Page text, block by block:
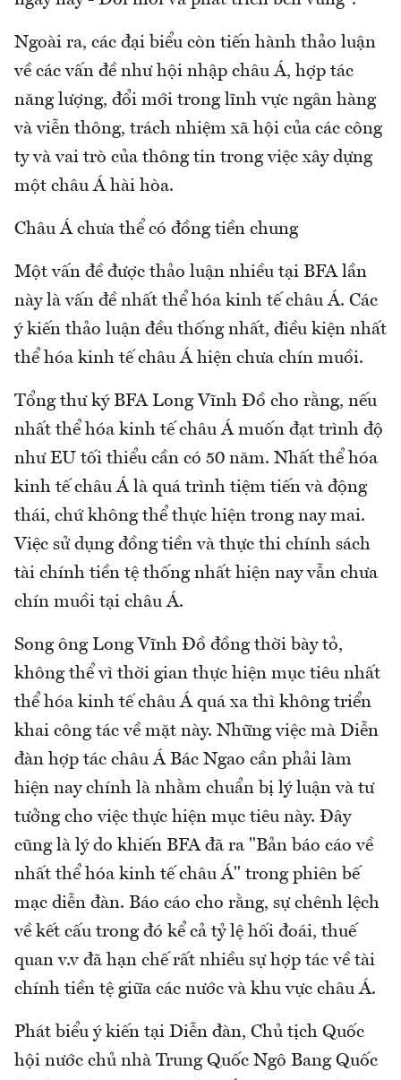
Ngoài ra, các đại biểu còn tiến hành thảo luận
về các vấn đề như hội nhập châu Á, hợp tác
năng lượng, đổi mới trong lĩnh vực ngân hàng
và viễn thông, trách nhiệm xã hội của các công
ty và vai trò của thông tin trong việc xây dựng
một châu Á hài hòa.
Châu Á chưa thể có đồng tiền chung
Một vấn đề được thảo luận nhiều tại BFA lần
này là vấn đề nhất thể hóa kinh tế châu Á. Các
ý kiến thảo luận đều thống nhất, điều kiện nhất
thể hóa kinh tế châu Á hiện chưa chín muồi.
Tổng thư ký BFA Long Vĩnh Đồ cho rằng, nếu
nhất thể hóa kinh tế châu Á muốn đạt trình độ
như EU tối thiểu cần có 50 năm. Nhất thể hóa
kinh tế châu Á là quá trình tiệm tiến và động
thái, chứ không thể thực hiện trong nay mai.
Việc sử dụng đồng tiền và thực thi chính sách
tài chính tiền tệ thống nhất hiện nay vẫn chưa
chín muồi tại châu Á.
Song ông Long Vĩnh Đồ đồng thời bày tỏ,
không thể vì thời gian thực hiện mục tiêu nhất
thể hóa kinh tế châu Á quá xa thì không triển
khai công tác về mặt này. Những việc mà Diễn
đàn hợp tác châu Á Bác Ngao cần phải làm
hiện nay chính là nhằm chuẩn bị lý luận và tư
tưởng cho việc thực hiện mục tiêu này. Đây
cũng là lý do khiến BFA đã ra "Bản báo cáo về
nhất thể hóa kinh tế châu Á" trong phiên bế
mạc diễn đàn. Báo cáo cho rằng, sự chênh lệch
về kết cấu trong đó kể cả tỷ lệ hối đoái, thuế
quan v.v đã hạn chế rất nhiều sự hợp tác về tài
chính tiền tệ giữa các nước và khu vực châu Á.
Phát biểu ý kiến tại Diễn đàn, Chủ tịch Quốc
hội nước chủ nhà Trung Quốc Ngô Bang Quốc